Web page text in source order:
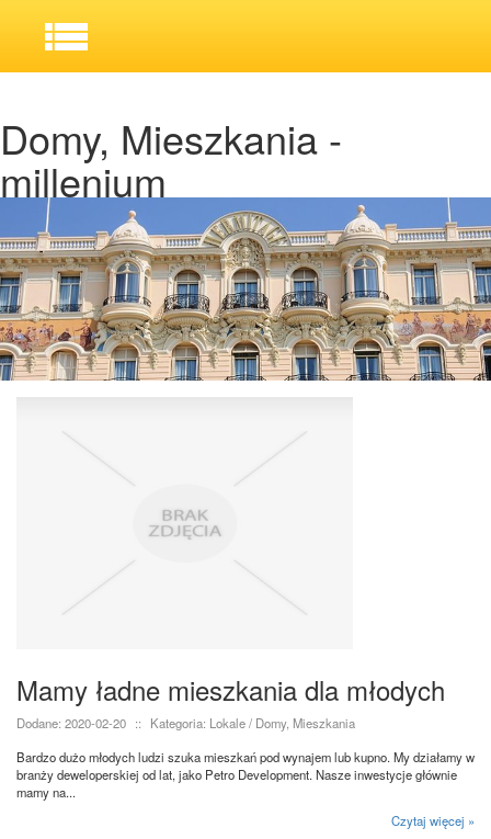
Domy, Mieszkania -
millenium
Mamy ładne mieszkania dla młodych
Dodane: 2020-02-20 ::
Kategoria: Lokale / Domy, Mieszkania
Bardzo dużo młodych ludzi szuka mieszkań pod wynajem lub kupno. My działamy w
branży deweloperskiej od lat, jako Petro Development. Nasze inwestycje głównie
mamy na...
Czytaj więcej »